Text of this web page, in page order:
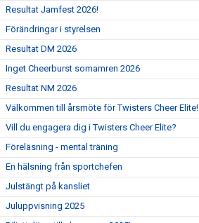
Resultat Jamfest 2026!
Förändringar i styrelsen
Resultat DM 2026
Inget Cheerburst somamren 2026
Resultat NM 2026
Välkommen till årsmöte för Twisters Cheer Elite!
Vill du engagera dig i Twisters Cheer Elite?
Föreläsning - mental träning
En hälsning från sportchefen
Julstängt på kansliet
Juluppvisning 2025